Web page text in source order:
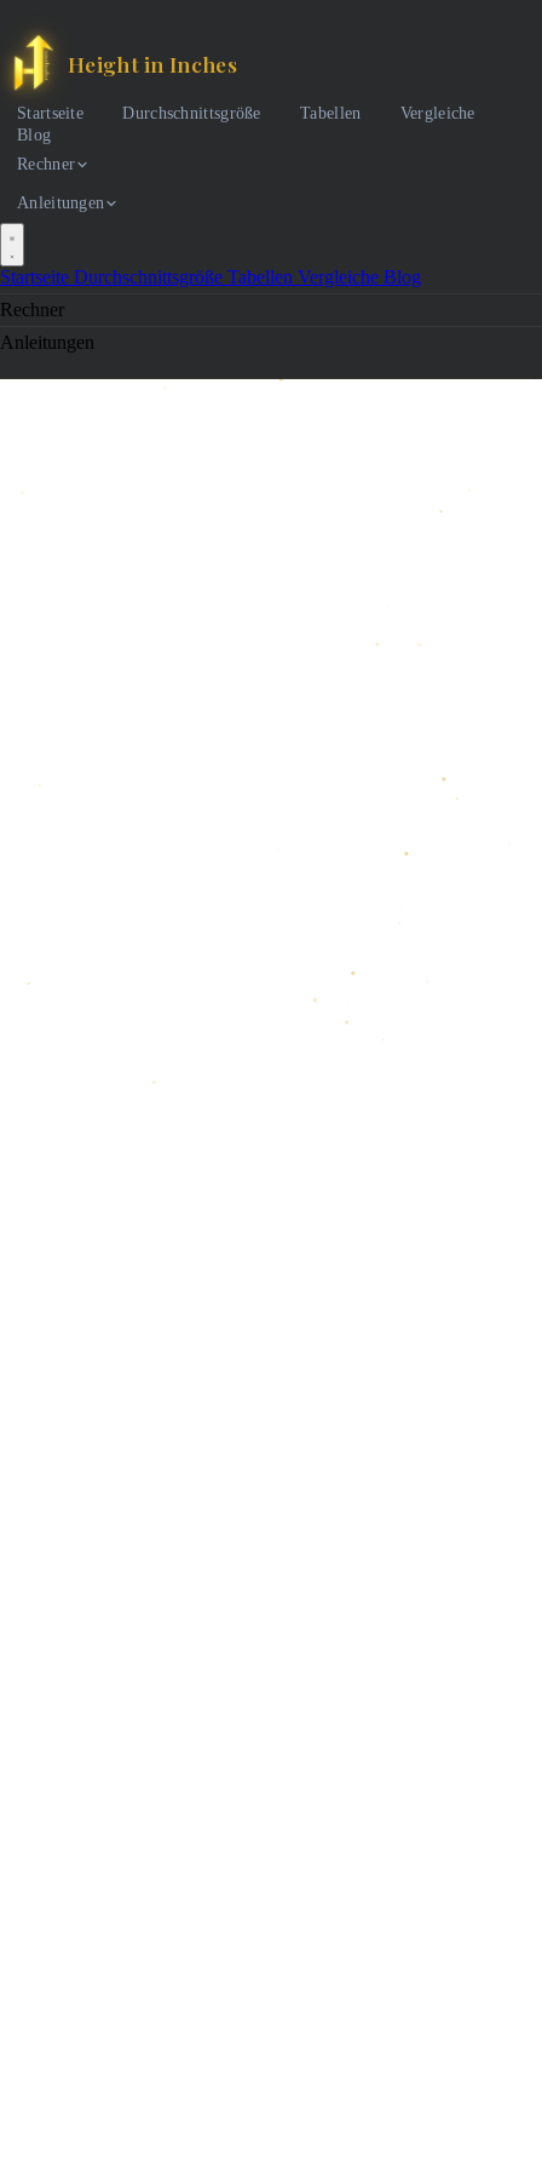
Height in Inches
Startseite Durchschnittsgröße Tabellen
Vergleiche
Blog
Rechner
Anleitungen
Startseite Durchschnittsgröße Tabellen Vergleiche Blog
Rechner
Anleitungen